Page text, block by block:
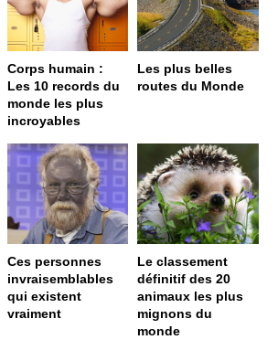
Corps humain :
Les 10 records du
monde les plus
incroyables
Les plus belles
routes du Monde
Ces personnes
invraisemblables
qui existent
vraiment
Le classement
définitif des 20
animaux les plus
mignons du
monde